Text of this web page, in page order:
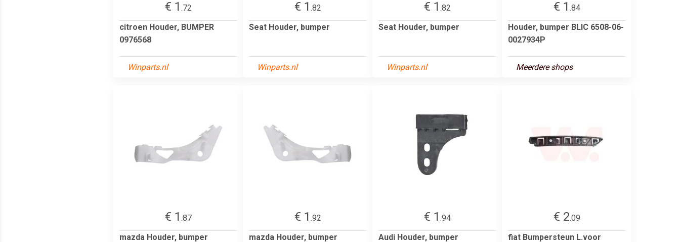
€ 1 .72
citroen Houder, BUMPER
0976568
Winparts.nl
€ 1 .82
Seat Houder, bumper
Winparts.nl
€ 1 .82
Seat Houder, bumper
Winparts.nl
€ 1 .84
Houder, bumper BLIC 6508-06-
0027934P
Meerdere shops
€ 1 .87
mazda Houder, bumper
€ 1 .92
mazda Houder, bumper
€ 1 .94
Audi Houder, bumper
€ 2.09
fiat Bumpersteun L.voor